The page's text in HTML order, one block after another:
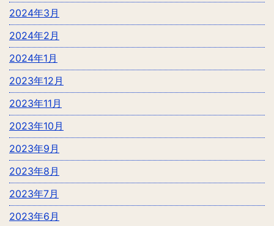
2024年3月
2024年2月
2024年1月
2023年12月
2023年11月
2023年10月
2023年9月
2023年8月
2023年7月
2023年6月